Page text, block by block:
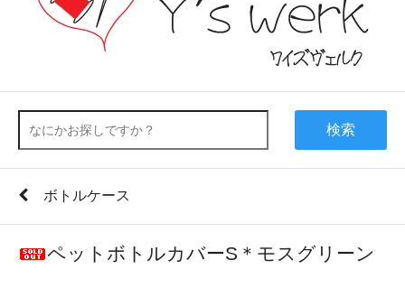
検索
ボトルケース
ペットボトルカバーS＊モスグリーン